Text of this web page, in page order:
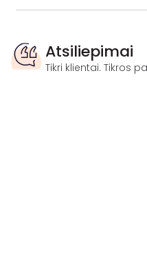
Atsiliepimai
Tikri klientai. Tikros